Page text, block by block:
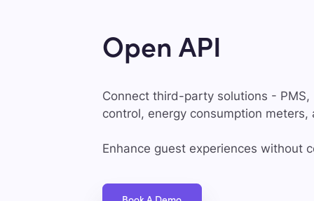
Open API
Connect third-party solutions - PMS,
control, energy consumption meters,
Enhance guest experiences without